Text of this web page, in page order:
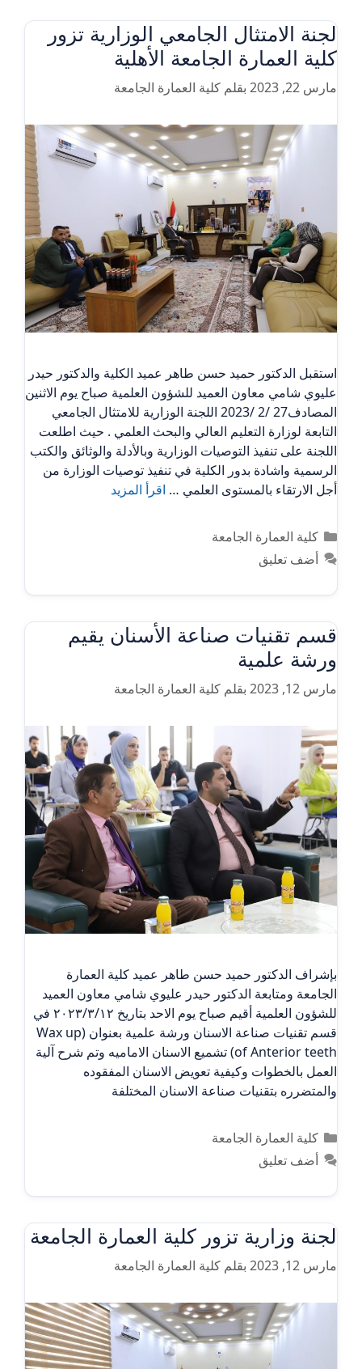
لجنة الامتثال الجامعي الوزارية تزور
كلية العمارة الجامعة الأهلية
مارس 22, 2023 بقلم كلية العمارة الجامعة
استقبل الدكتور حميد حسن طاهر عميد الكلية والدكتور حيدر
عليوي شامي معاون العميد للشؤون العلمية صباح يوم الاثنين
المصادف27 /2 /2023 اللجنة الوزارية للامتثال الجامعي
التابعة لوزارة التعليم العالي والبحث العلمي . حيث اطلعت
اللجنة على تنفيذ التوصيات الوزارية وبالأدلة والوثائق والكتب
الرسمية واشادة بدور الكلية في تنفيذ توصيات الوزارة من
أجل الارتقاء بالمستوى العلمي … اقرأ المزيد
التصنيفات
كلية العمارة الجامعة
أضف تعليق
قسم تقنيات صناعة الأسنان يقيم
ورشة علمية
مارس 12, 2023 بقلم كلية العمارة الجامعة
بإشراف الدكتور حميد حسن طاهر عميد كلية العمارة
الجامعة ومتابعة الدكتور حيدر عليوي شامي معاون العميد
للشؤون العلمية أقيم صباح يوم الاحد بتاريخ ٢٠٢٣/٣/١٢ في
قسم تقنيات صناعة الاسنان ورشة علمية بعنوان (Wax up
of Anterior teeth) تشميع الاسنان الاماميه وتم شرح آلية
العمل بالخطوات وكيفية تعويض الاسنان المفقوده
والمتضرره بتقنيات صناعة الاسنان المختلفة
التصنيفات
كلية العمارة الجامعة
أضف تعليق
لجنة وزارية تزور كلية العمارة الجامعة
مارس 12, 2023 بقلم كلية العمارة الجامعة